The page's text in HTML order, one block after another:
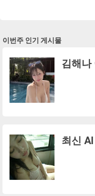
이번주 인기 게시물
김해나
최신